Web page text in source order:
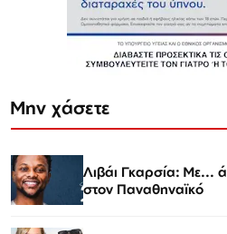
Μην χάσετε
Λιβάι Γκαρσία: Με...
στον Παναθηναϊκό